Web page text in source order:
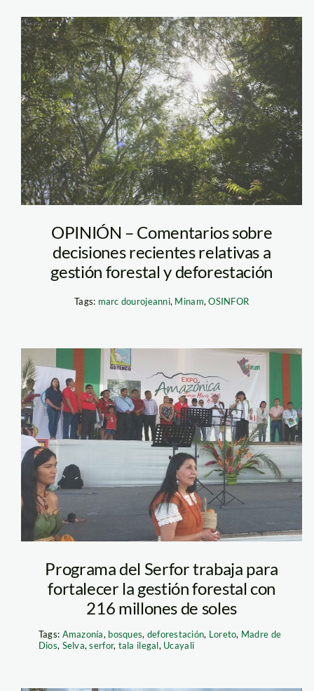
bosque_tm_
OPINIÓN – Comentarios sobre
decisiones recientes relativas a
gestión forestal y deforestación
Tags: marc dourojeanni, Minam,OSINFOR
ExpoAmazónica
Programa del Serfor trabaja para
fortalecer la gestión forestal con
216 millones de soles
Tags: Amazonía, bosques, deforestación, Loreto, Madre de
Dios, Selva,serfor, tala ilegal, Ucayali